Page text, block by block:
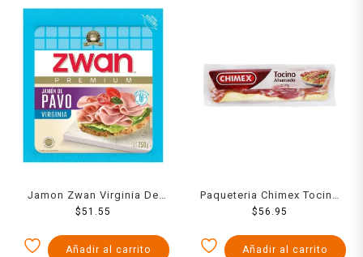
Jamon Zwan Virginia De
Pavo 250 Grs
$51.55
Añadir al carrito
Paqueteria Chimex Tocino
Ahumado 170Gr
$56.95
Añadir al carrito